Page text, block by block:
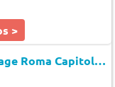
>
Camping Village Roma Capitol